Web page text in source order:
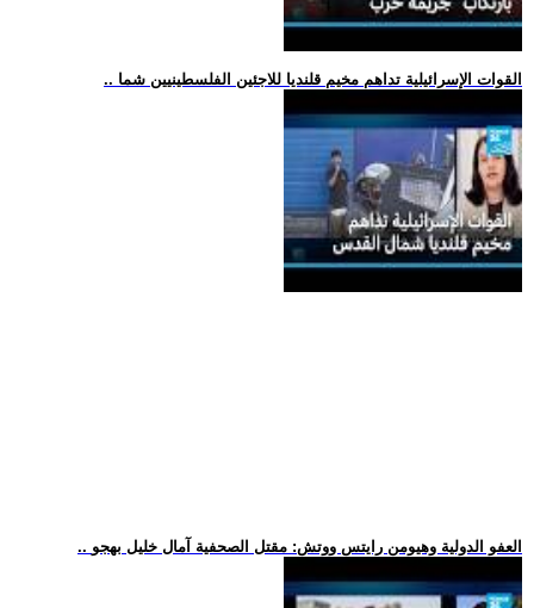
.. القوات الإسرائيلية تداهم مخيم قلنديا للاجئين الفلسطينيين شما
.. العفو الدولية وهيومن رايتس ووتش: مقتل الصحفية آمال خليل بهجو